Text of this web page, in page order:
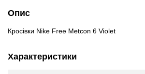
Опис
Кросівки Nike Free Metcon 6 Violet
Характеристики